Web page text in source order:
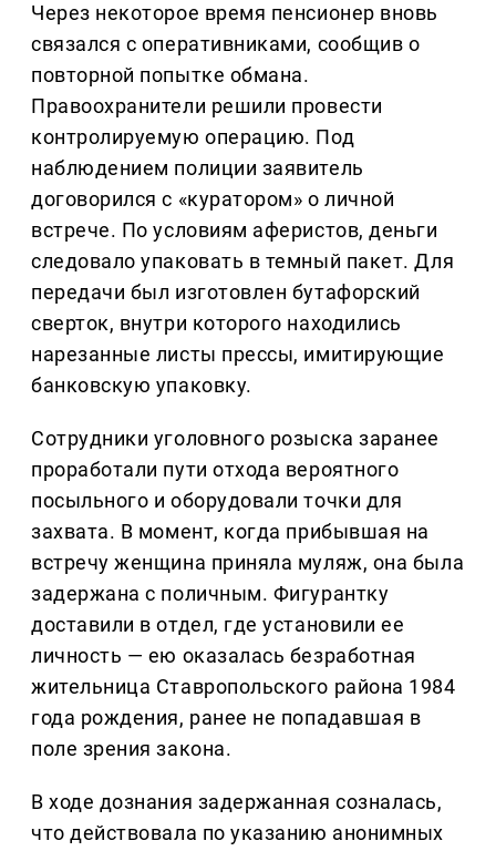
Через некоторое время пенсионер вновь
связался с оперативниками, сообщив о
повторной попытке обмана.
Правоохранители решили провести
контролируемую операцию. Под
наблюдением полиции заявитель
договорился с «куратором» о личной
встрече. По условиям аферистов, деньги
следовало упаковать в темный пакет. Для
передачи был изготовлен бутафорский
сверток, внутри которого находились
нарезанные листы прессы, имитирующие
банковскую упаковку.
Сотрудники уголовного розыска заранее
проработали пути отхода вероятного
посыльного и оборудовали точки для
захвата. В момент, когда прибывшая на
встречу женщина приняла муляж, она была
задержана с поличным. Фигурантку
доставили в отдел, где установили ее
личность — ею оказалась безработная
жительница Ставропольского района 1984
года рождения, ранее не попадавшая в
поле зрения закона.
В ходе дознания задержанная созналась,
что действовала по указанию анонимных